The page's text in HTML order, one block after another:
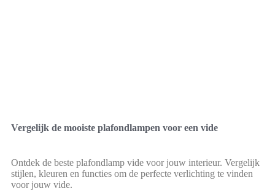
Vergelijk de mooiste plafondlampen voor een vide
Ontdek de beste plafondlamp vide voor jouw interieur. Vergelijk
stijlen, kleuren en functies om de perfecte verlichting te vinden
voor jouw vide.